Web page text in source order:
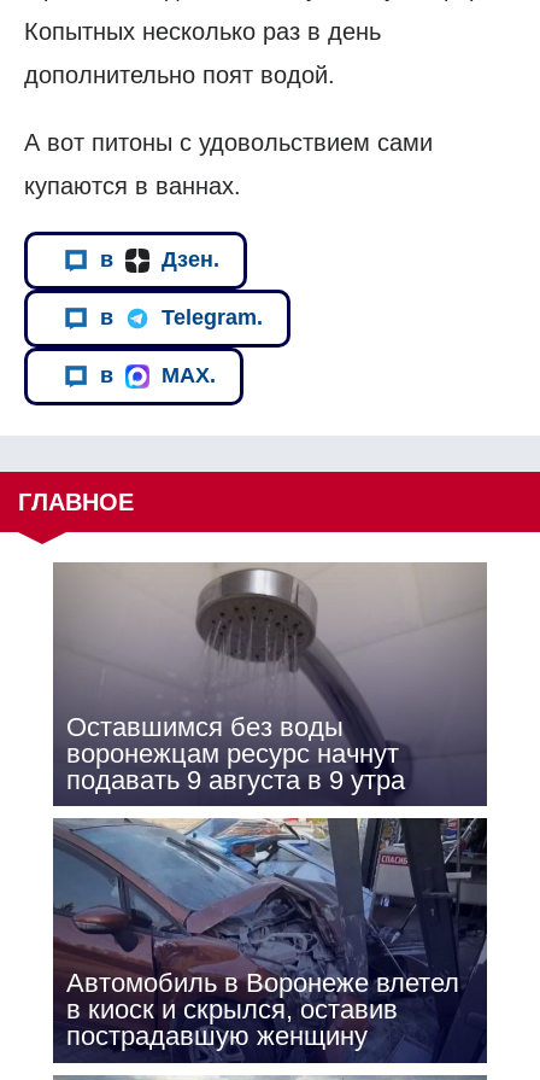
Копытных несколько раз в день
дополнительно поят водой.
А вот питоны с удовольствием сами
купаются в ваннах.
в Дзен.
в Telegram.
в MAX.
ГЛАВНОЕ
Оставшимся без воды
воронежцам ресурс начнут
подавать 9 августа в 9 утра
Автомобиль в Воронеже влетел
в киоск и скрылся, оставив
пострадавшую женщину